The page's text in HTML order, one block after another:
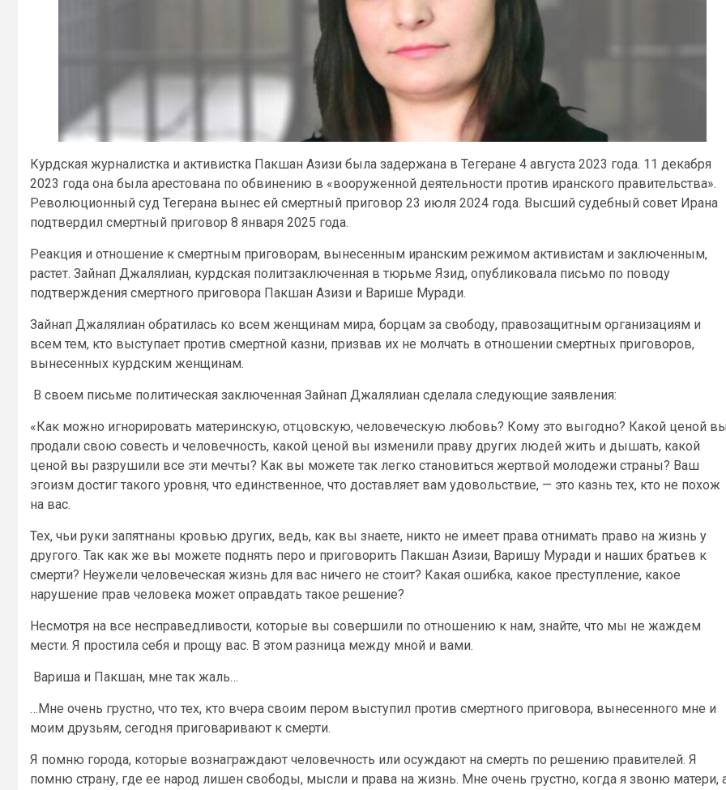
Курдская журналистка и активистка Пакшан Азизи была задержана в Тегеране 4 августа 2023 года. 11 декабря
2023 года она была арестована по обвинению в «вооруженной деятельности против иранского правительства».
Революционный суд Тегерана вынес ей смертный приговор 23 июля 2024 года. Высший судебный совет Ирана
подтвердил смертный приговор 8 января 2025 года.
Реакция и отношение к смертным приговорам, вынесенным иранским режимом активистам и заключенным,
растет. Зайнап Джалялиан, курдская политзаключенная в тюрьме Язид, опубликовала письмо по поводу
подтверждения смертного приговора Пакшан Азизи и Варише Муради.
Зайнап Джалялиан обратилась ко всем женщинам мира, борцам за свободу, правозащитным организациям и
всем тем, кто выступает против смертной казни, призвав их не молчать в отношении смертных приговоров,
вынесенных курдским женщинам.
В своем письме политическая заключенная Зайнап Джалялиан сделала следующие заявления:
«Как можно игнорировать материнскую, отцовскую, человеческую любовь? Кому это выгодно? Какой ценой
продали свою совесть и человечность, какой ценой вы изменили праву других людей жить и дышать, какой
ценой вы разрушили все эти мечты? Как вы можете так легко становиться жертвой молодежи страны? Ваш
эгоизм достиг такого уровня, что единственное, что доставляет вам удовольствие, — это казнь тех, кто не похож
на вас.
Тех, чьи руки запятнаны кровью других, ведь, как вы знаете, никто не имеет права отнимать право на жизнь у
другого. Так как же вы можете поднять перо и приговорить Пакшан Азизи, Варишу Муради и наших братьев к
смерти? Неужели человеческая жизнь для вас ничего не стоит? Какая ошибка, какое преступление, какое
нарушение прав человека может оправдать такое решение?
Несмотря на все несправедливости, которые вы совершили по отношению к нам, знайте, что мы не жаждем
мести. Я простила себя и прощу вас. В этом разница между мной и вами.
Вариша и Пакшан, мне так жаль…
…Мне очень грустно, что тех, кто вчера своим пером выступил против смертного приговора, вынесенного мне и
моим друзьям, сегодня приговаривают к смерти.
Я помню города, которые вознаграждают человечность или осуждают на смерть по решению правителей. Я
помню страну, где ее народ лишен свободы, мысли и права на жизнь. Мне очень грустно, когда я звоню матери,